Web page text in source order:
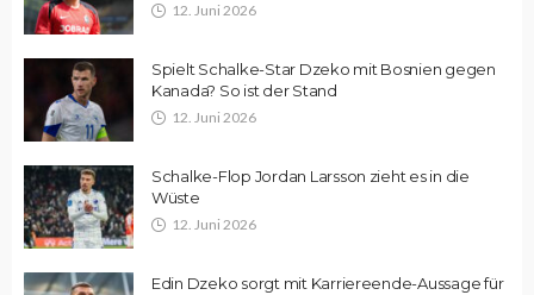
12. Juni 2026
Spielt Schalke-Star Dzeko mit Bosnien gegen
Kanada? So ist der Stand
12. Juni 2026
Schalke-Flop Jordan Larsson zieht es in die
Wüste
12. Juni 2026
Edin Dzeko sorgt mit Karriereende-Aussage für